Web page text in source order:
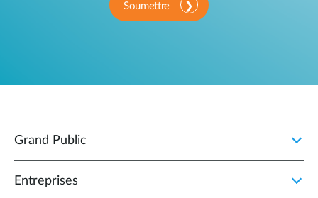
Soumettre
Grand Public
Entreprises